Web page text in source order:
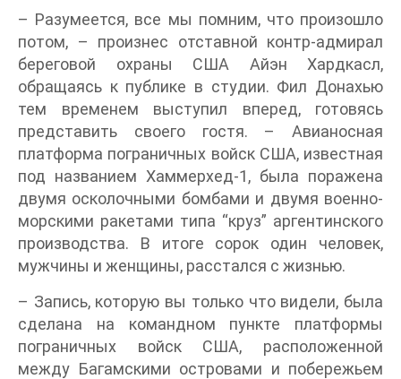
– Разумеется, все мы помним, что произошло
потом, – произнес отставной контр-адмирал
береговой охраны США Айэн Хардкасл,
обращаясь к публике в студии. Фил Донахью
тем временем выступил вперед, готовясь
представить своего гостя. – Авианосная
платформа пограничных войск США, известная
под названием Хаммерхед-1, была поражена
двумя осколочными бомбами и двумя военно-
морскими ракетами типа “круз” аргентинского
производства. В итоге сорок один человек,
мужчины и женщины, расстался с жизнью.
– Запись, которую вы только что видели, была
сделана на командном пункте платформы
пограничных войск США, расположенной
между Багамскими островами и побережьем